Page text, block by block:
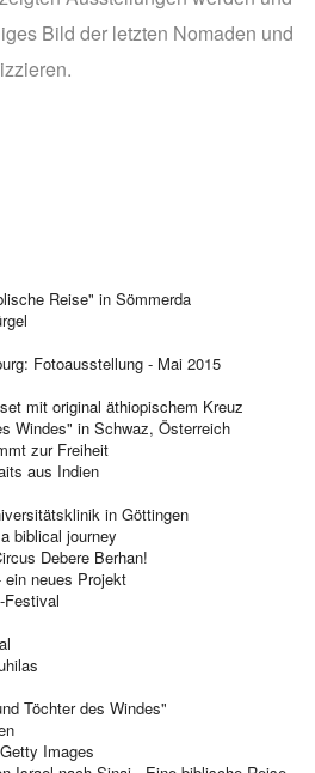
Bild der letzten Nomaden und
Reise" in Sömmerda
Fotoausstellung - Mai 2015
mit original äthiopischem Kreuz
Windes" in Schwaz, Österreich
zur Freiheit
aus Indien
in Göttingen
biblical journey
Debere Berhan!
neues Projekt
Töchter des Windes"
Images